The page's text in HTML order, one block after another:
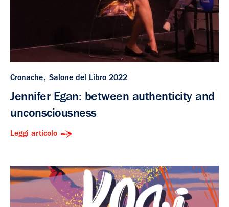
Cronache Salone del Libro 2022
Jennifer Egan: between authenticity and
unconsciousness
Leggi articolo